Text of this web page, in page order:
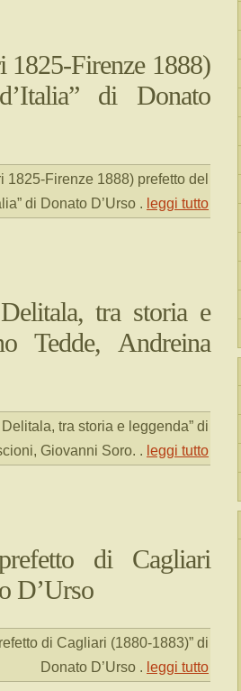
1825-Firenze 1888)
di Donato
1825-Firenze 1888) prefetto del
di Donato D’Urso . leggi tutto
tra storia e
Tedde, Andreina
tra storia e leggenda” di
Giovanni Soro. . leggi tutto
di Cagliari
D’Urso
di Cagliari (1880-1883)” di
Donato D’Urso . leggi tutto